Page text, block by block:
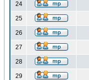
24
25
26
27
28
29